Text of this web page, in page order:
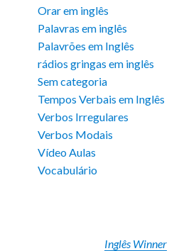
Orar em inglês
Palavras em inglês
Palavrões em Inglês
rádios gringas em inglês
Sem categoria
Tempos Verbais em Inglês
Verbos Irregulares
Verbos Modais
Vídeo Aulas
Vocabulário
Inglês Winner